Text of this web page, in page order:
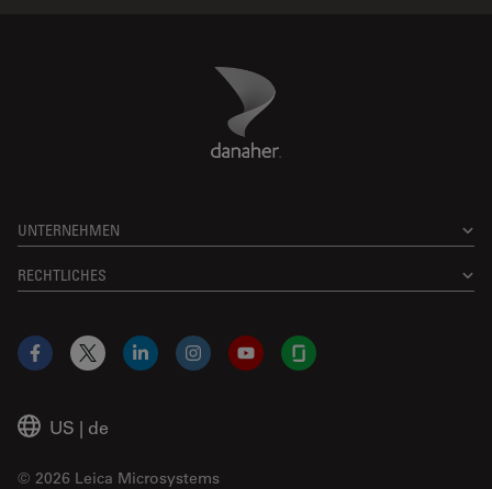
Danaher Logo
UNTERNEHMEN
RECHTLICHES
US | de
© 2026 Leica Microsystems
Facebook
X LinkedInInstagramYouTubeGlassdoor